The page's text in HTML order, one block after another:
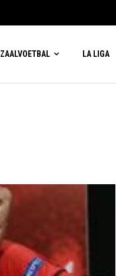
ZAALVOETBAL LA LIGA